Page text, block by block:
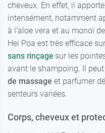
cheveux. En effet, il
intensément, notamment
à l'aloe vera et au monoï
Hei Poa est très efficace
sans rinçage sur les
avant le shampoing. Il
de massage et parfumer
senteurs variées.
Corps, cheveux et